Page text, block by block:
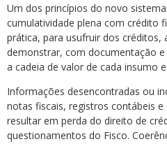
Um dos princípios do novo
cumulatividade plena com crédito
prática, para usufruir dos créditos,
demonstrar, com documentação
a cadeia de valor de cada insumo
Informações desencontradas ou
notas fiscais, registros contábeis
resultar em perda do direito de
questionamentos do Fisco.